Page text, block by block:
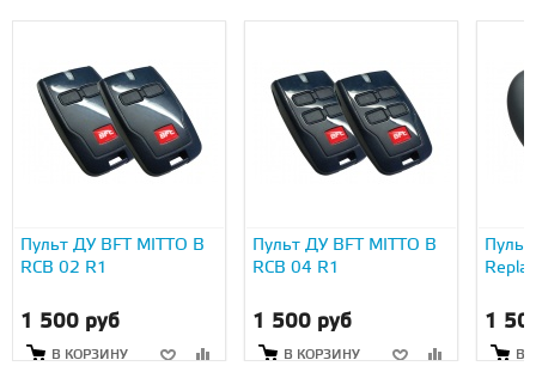
Пульт ДУ BFT MITTO B
RCB 02 R1
1 500 руб
В КОРЗИНУ
Пульт ДУ BFT MITTO B
RCB 04 R1
1 500 руб
В КОРЗИНУ
Replay
1
В